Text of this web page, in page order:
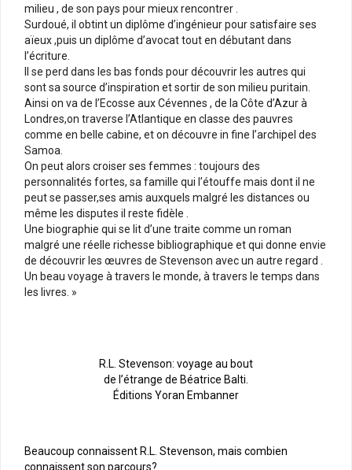
milieu , de son pays pour mieux rencontrer .
Surdoué, il obtint un diplôme d’ingénieur pour satisfaire ses
aïeux ,puis un diplôme d’avocat tout en débutant dans
l’écriture.
Il se perd dans les bas fonds pour découvrir les autres qui
sont sa source d’inspiration et sortir de son milieu puritain.
Ainsi on va de l’Ecosse aux Cévennes , de la Côte d’Azur à
Londres,on traverse l’Atlantique en classe des pauvres
comme en belle cabine, et on découvre in fine l’archipel des
Samoa.
On peut alors croiser ses femmes : toujours des
personnalités fortes, sa famille qui l’étouffe mais dont il ne
peut se passer,ses amis auxquels malgré les distances ou
même les disputes il reste fidèle .
Une biographie qui se lit d’une traite comme un roman
malgré une réelle richesse bibliographique et qui donne envie
de découvrir les œuvres de Stevenson avec un autre regard .
Un beau voyage à travers le monde, à travers le temps dans
les livres. »
R.L. Stevenson: voyage au bout
de l’étrange de Béatrice Balti.
Éditions Yoran Embanner
Beaucoup connaissent R.L. Stevenson, mais combien
connaissent son parcours?